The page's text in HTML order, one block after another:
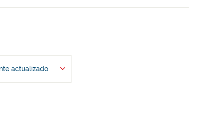
actualizado